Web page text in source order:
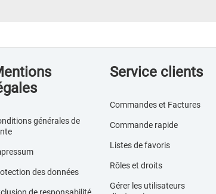
générales de
des données
Service clients
Commandes et Factures
Commande rapide
Listes de favoris
Rôles et droits
Gérer les utilisateurs